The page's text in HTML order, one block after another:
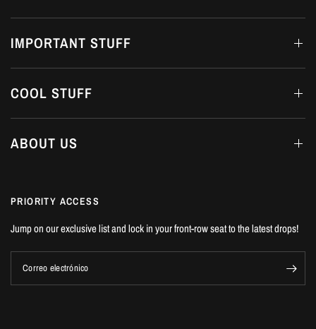
IMPORTANT STUFF
COOL STUFF
ABOUT US
PRIORITY ACCESS
Jump on our exclusive list and lock in your front-row seat to the latest drops!
Correo electrónico